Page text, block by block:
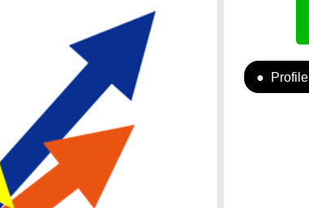
Profile